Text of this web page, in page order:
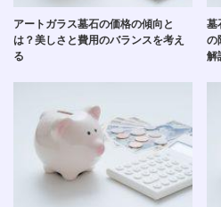
アートガラス墓石の価格の傾向と
は？美しさと費用のバランスを考え
る
墓
の
解